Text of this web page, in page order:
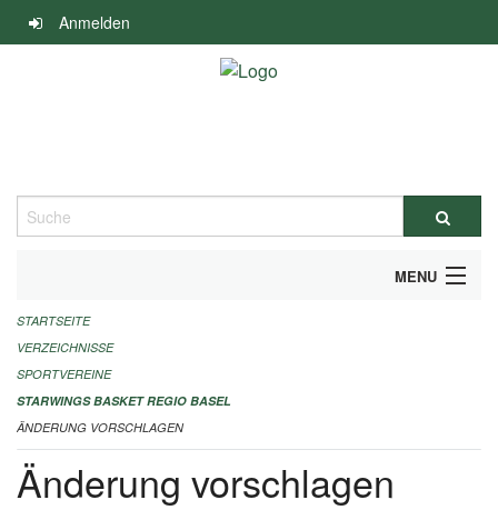
Navigation
überspringen
Anmelden
Suche
MENU
ALLGEMEINE INFORMATIONEN
FINANZIELLE UNTERSTÜTZUNG BENÖTIGT?
KONTAKT
STARTSEITE
VERZEICHNISSE
SPORTVEREINE
STARWINGS BASKET REGIO BASEL
ÄNDERUNG VORSCHLAGEN
Änderung vorschlagen